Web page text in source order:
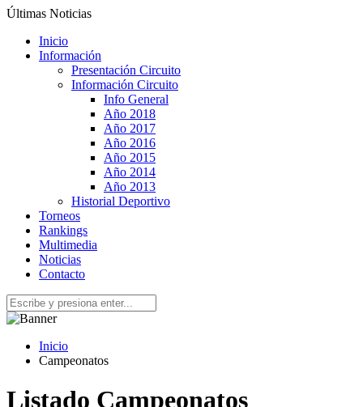
Últimas Noticias
Inicio
Información
Presentación Circuito
Información Circuito
Info General
Año 2018
Año 2017
Año 2016
Año 2015
Año 2014
Año 2013
Historial Deportivo
Torneos
Rankings
Multimedia
Noticias
Contacto
Inicio
Campeonatos
Listado Campeonatos